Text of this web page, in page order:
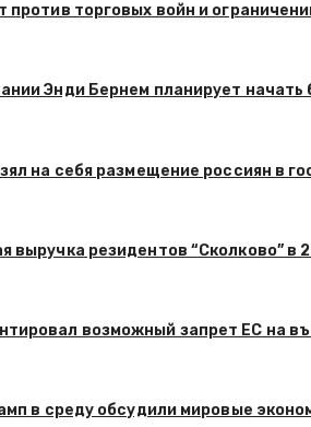
против торговых войн и
Энди Бернем планирует
на себя размещение россиян в
выручка резидентов “Сколково”
возможный запрет ЕС на
в среду обсудили мировые